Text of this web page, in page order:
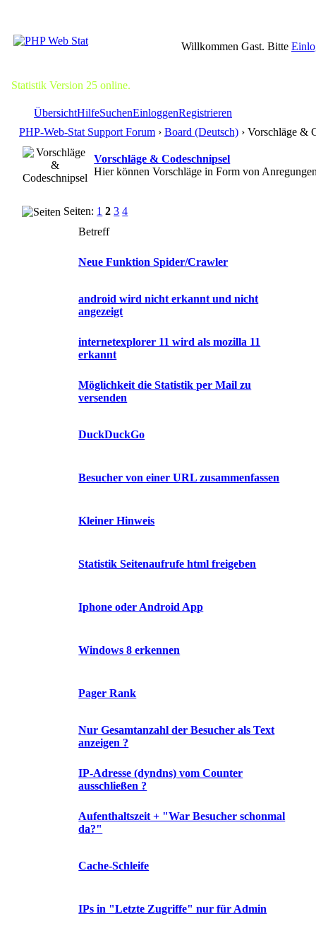
Willkommen Gast. Bitte
Statistik Version 25 online.
ÜbersichtHilfeSuchenEinloggenRegistrieren
PHP-Web-Stat Support Forum › Board (Deutsch) › Vorschläge &
Vorschläge & Codeschnipsel
Hier können Vorschläge in Form von
Seiten: 1 2 3 4
Betreff
Neue Funktion Spider/Crawler
android wird nicht erkannt und nicht
angezeigt
internetexplorer 11 wird als mozilla 11
erkannt
Möglichkeit die Statistik per Mail zu
versenden
DuckDuckGo
Besucher von einer URL zusammenfassen
Kleiner Hinweis
Statistik Seitenaufrufe html freigeben
Iphone oder Android App
Windows 8 erkennen
Pager Rank
Nur Gesamtanzahl der Besucher als Text
anzeigen ?
IP-Adresse (dyndns) vom Counter
ausschließen ?
Aufenthaltszeit + "War Besucher schonmal
da?"
Cache-Schleife
IPs in "Letzte Zugriffe" nur für Admin